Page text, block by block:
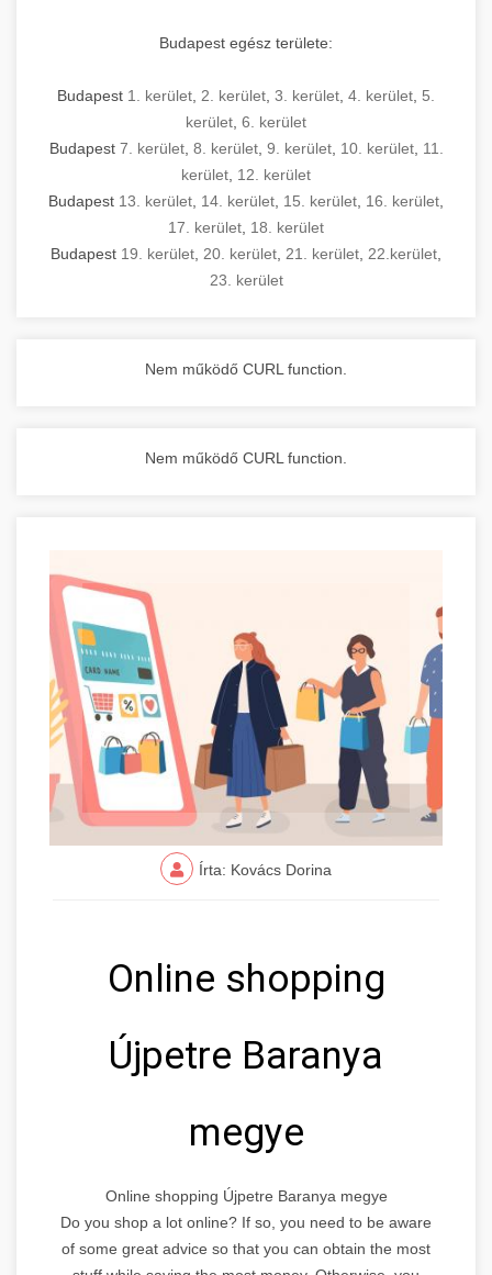
Budapest egész területe:
Budapest 1. kerület 2. kerület 3. kerület 4. kerület 5.
kerület 6. kerület
Budapest 7. kerület, 8. kerület, 9. kerület, 10. kerület, 11.
kerület 12. kerület
Budapest 13. kerület 14. kerület 15. kerület 16. kerület
17. kerület 18. kerület
Budapest 19. kerület 20. kerület 21. kerület 22.kerület
23. kerület
Nem működő CURL function.
Nem működő CURL function.
Írta: Kovács Dorina
Online shopping
Újpetre Baranya
megye
Online shopping Újpetre Baranya megye
Do you shop a lot online? If so, you need to be aware
of some great advice so that you can obtain the most